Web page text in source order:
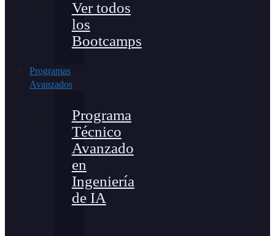
Ver todos
los
Bootcamps
Programas
Avanzados
Programa
Técnico
Avanzado
en
Ingeniería
de IA